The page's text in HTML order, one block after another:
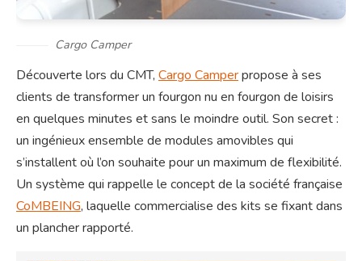
Cargo Camper
Découverte lors du CMT, Cargo Camperpropose à ses
clients de transformer un fourgon nu en fourgon de loisirs
en quelques minutes et sans le moindre outil. Son secret :
un ingénieux ensemble de modules amovibles qui
s’installent où l’on souhaite pour un maximum de flexibilité.
Un système qui rappelle le concept de la société française
CoMBEING, laquelle commercialise des kits se fixant dans
un plancher rapporté.